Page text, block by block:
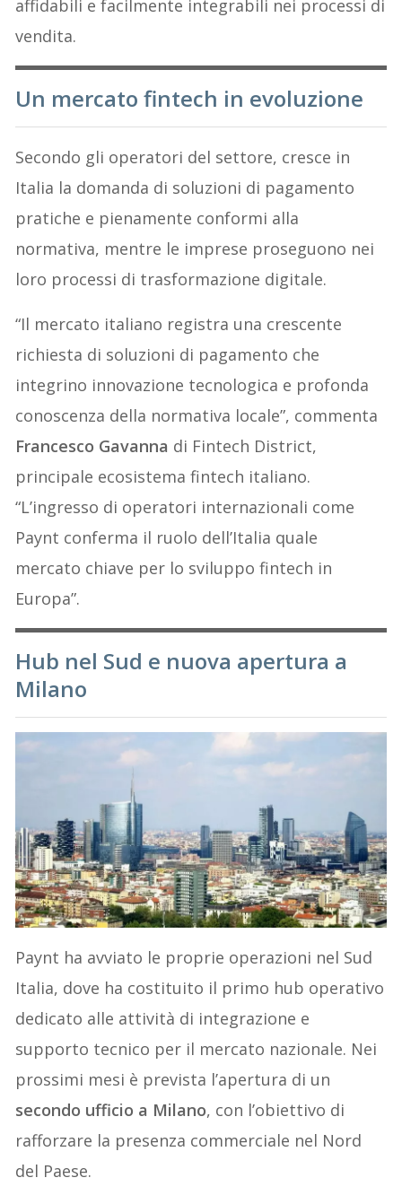
affidabili e facilmente integrabili nei processi di
vendita.
Un mercato fintech in evoluzione
Secondo gli operatori del settore, cresce in
Italia la domanda di soluzioni di pagamento
pratiche e pienamente conformi alla
normativa, mentre le imprese proseguono nei
loro processi di trasformazione digitale.
“Il mercato italiano registra una crescente
richiesta di soluzioni di pagamento che
integrino innovazione tecnologica e profonda
conoscenza della normativa locale”, commenta
Francesco Gavanna di Fintech District,
principale ecosistema fintech italiano.
“L’ingresso di operatori internazionali come
Paynt conferma il ruolo dell’Italia quale
mercato chiave per lo sviluppo fintech in
Europa”.
Hub nel Sud e nuova apertura a
Milano
Paynt ha avviato le proprie operazioni nel Sud
Italia, dove ha costituito il primo hub operativo
dedicato alle attività di integrazione e
supporto tecnico per il mercato nazionale. Nei
prossimi mesi è prevista l’apertura di un
secondo ufficio a Milano, con l’obiettivo di
rafforzare la presenza commerciale nel Nord
del Paese.